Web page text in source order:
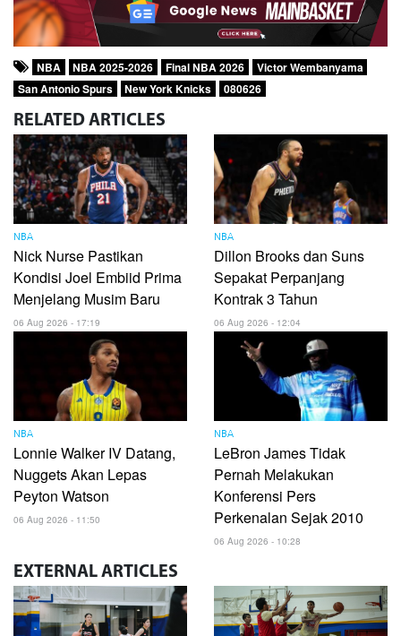
NBA NBA 2025-2026 Final NBA 2026
Victor Wembanyama
San Antonio Spurs
New York Knicks 080626
RELATED ARTICLES
NBA
Nick Nurse Pastikan
Kondisi Joel Embiid Prima
Menjelang Musim Baru
06 Aug 2026 - 17:19
NBA
Dillon Brooks dan Suns
Sepakat Perpanjang
Kontrak 3 Tahun
06 Aug 2026 - 12:04
NBA
Lonnie Walker IV Datang,
Nuggets Akan Lepas
Peyton Watson
06 Aug 2026 - 11:50
NBA
LeBron James Tidak
Pernah Melakukan
Konferensi Pers
Perkenalan Sejak 2010
06 Aug 2026 - 10:28
EXTERNAL ARTICLES